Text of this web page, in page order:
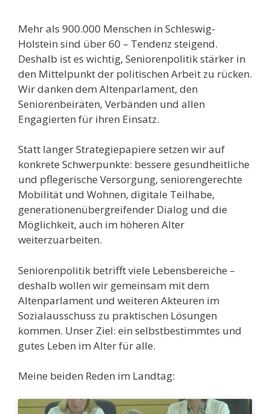
Mehr als 900.000 Menschen in Schleswig-
Holstein sind über 60 – Tendenz steigend.
Deshalb ist es wichtig, Seniorenpolitik stärker in
den Mittelpunkt der politischen Arbeit zu rücken.
Wir danken dem Altenparlament, den
Seniorenbeiräten, Verbänden und allen
Engagierten für ihren Einsatz.
Statt langer Strategiepapiere setzen wir auf
konkrete Schwerpunkte: bessere gesundheitliche
und pflegerische Versorgung, seniorengerechte
Mobilität und Wohnen, digitale Teilhabe,
generationenübergreifender Dialog und die
Möglichkeit, auch im höheren Alter
weiterzuarbeiten.
Seniorenpolitik betrifft viele Lebensbereiche –
deshalb wollen wir gemeinsam mit dem
Altenparlament und weiteren Akteuren im
Sozialausschuss zu praktischen Lösungen
kommen. Unser Ziel: ein selbstbestimmtes und
gutes Leben im Alter für alle.
Meine beiden Reden im Landtag: